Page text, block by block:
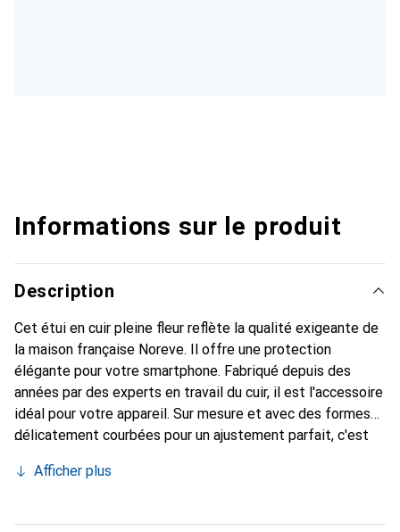
Informations sur le produit
Description
Cet étui en cuir pleine fleur reflète la qualité exigeante de
la maison française Noreve. Il offre une protection
élégante pour votre smartphone. Fabriqué depuis des
années par des experts en travail du cuir, il est l'accessoire
idéal pour votre appareil. Sur mesure et avec des formes
délicatement courbées pour un ajustement parfait, c'est
smartphone. La marque Noreve est reconnue
constitue toujours un excellent choix pour le client
Afficher plus